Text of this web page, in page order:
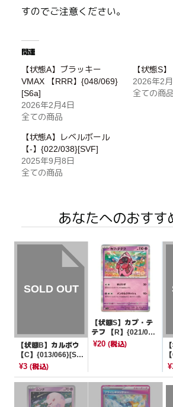
すのでご注意ください。
関連
【状態A】ブラッキー
VMAX 【RRR】{048/069}
[S6a]
2026年2月4日
全ての商品
【状態S】
2026年2
全ての商品
【状態A】レベルボール
【-】{022/038}[SVF]
2025年9月8日
全ての商品
あなたへのおすす
【状態B】カルボウ
【C】{013/066}[SV
4K]
¥3 (税込)
【状態S】カプ・テ
テフ 【R】{021/06
4}[SV7a]
¥20(税込)